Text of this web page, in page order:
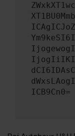
ICB9Cn0=